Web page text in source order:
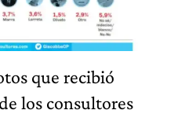
que recibió
los consultores